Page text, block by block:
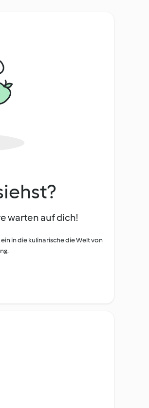
warten auf dich!
in die kulinarische die Welt von